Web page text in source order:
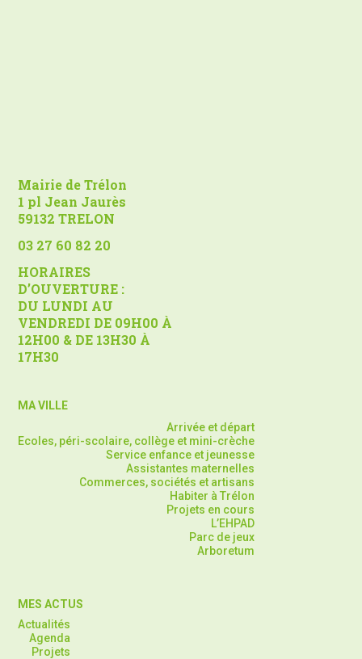
Mairie de Trélon
1 pl Jean Jaurès
59132 TRELON
03 27 60 82 20
HORAIRES
D’OUVERTURE :
DU LUNDI AU
VENDREDI DE 09H00 À
12H00 & DE 13H30 À
17H30
MA VILLE
Arrivée et départ
Ecoles, péri-scolaire, collège et mini-crèche
Service enfance et jeunesse
Assistantes maternelles
Commerces, sociétés et artisans
Habiter à Trélon
Projets en cours
L’EHPAD
Parc de jeux
Arboretum
MES ACTUS
Actualités
Agenda
Projets